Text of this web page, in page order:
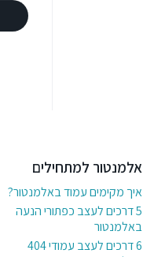
אלמנטור למתחילים
איך מקימים עמוד באלמנטור?
5 דרכים לעצב כפתורי הנעה
באלמנטור
6 דרכים לעצב עמודי 404